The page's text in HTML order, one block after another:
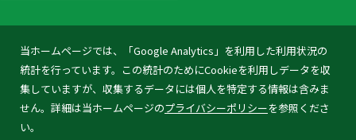
当ホームページでは、「Google Analytics」を利用した利用状況の
統計を行っています。この統計のためにCookieを利用しデータを収
集していますが、収集するデータには個人を特定する情報は含みま
せん。詳細は当ホームページのプライバシーポリシーを参照くださ
い。